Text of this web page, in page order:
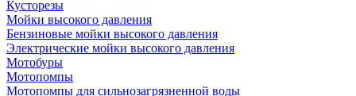
Кусторезы
Мойки высокого давления
Бензиновые мойки высокого давления
Электрические мойки высокого давления
Мотобуры
Мотопомпы
Мотопомпы для сильнозагрязненной воды